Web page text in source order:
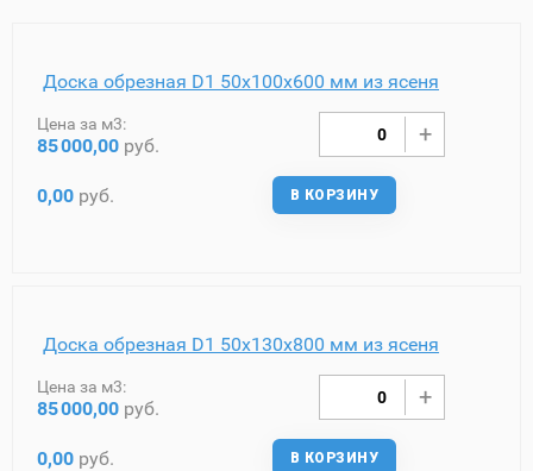
Доска обрезная D1 50х100х600 мм из ясеня
Цена за м3:
85000,00 руб.
0,00 руб. В КОРЗИНУ
Доска обрезная D1 50х130х800 мм из ясеня
Цена за м3:
85000,00 руб.
0,00 руб. В КОРЗИНУ